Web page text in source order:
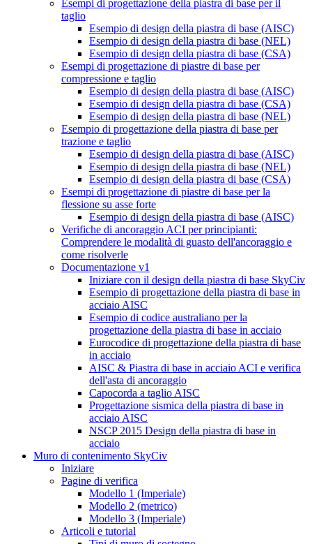
Esempi di progettazione della piastra di base per il
taglio
Esempio di design della piastra di base (AISC)
Esempio di design della piastra di base (NEL)
Esempio di design della piastra di base (CSA)
Esempi di progettazione di piastre di base per
compressione e taglio
Esempio di design della piastra di base (AISC)
Esempio di design della piastra di base (CSA)
Esempio di design della piastra di base (NEL)
Esempio di progettazione della piastra di base per
trazione e taglio
Esempio di design della piastra di base (AISC)
Esempio di design della piastra di base (NEL)
Esempio di design della piastra di base (CSA)
Esempi di progettazione di piastre di base per la
flessione su asse forte
Esempio di design della piastra di base (AISC)
Verifiche di ancoraggio ACI per principianti:
Comprendere le modalità di guasto dell'ancoraggio e
come risolverle
Documentazione v1
Iniziare con il design della piastra di base SkyCiv
Esempio di progettazione della piastra di base in
acciaio AISC
Esempio di codice australiano per la
progettazione della piastra di base in acciaio
Eurocodice di progettazione della piastra di base
in acciaio
AISC & Piastra di base in acciaio ACI e verifica
dell'asta di ancoraggio
Capocorda a taglio AISC
Progettazione sismica della piastra di base in
acciaio AISC
NSCP 2015 Design della piastra di base in
acciaio
Muro di contenimento SkyCiv
Iniziare
Pagine di verifica
Modello 1 (Imperiale)
Modello 2 (metrico)
Modello 3 (Imperiale)
Articoli e tutorial